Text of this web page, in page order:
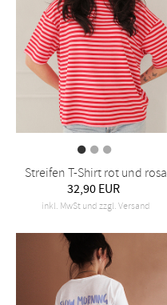
Streifen T-Shirt rot und rosa
32,90 EUR
inkl. MwSt und zzgl. Versand